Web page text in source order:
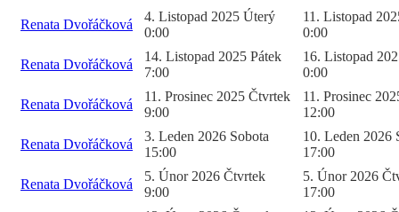
Renata Dvořáčková
4. Listopad 2025 Úterý
0:00
11. Listopad
0:00
Renata Dvořáčková
14. Listopad 2025 Pátek
7:00
16. Listopad
0:00
Renata Dvořáčková
11. Prosinec 2025 Čtvrtek
9:00
11. Prosinec
12:00
Renata Dvořáčková
3. Leden 2026 Sobota
15:00
10. Leden 2026
17:00
Renata Dvořáčková
5. Únor 2026 Čtvrtek
9:00
5. Únor 2026
17:00